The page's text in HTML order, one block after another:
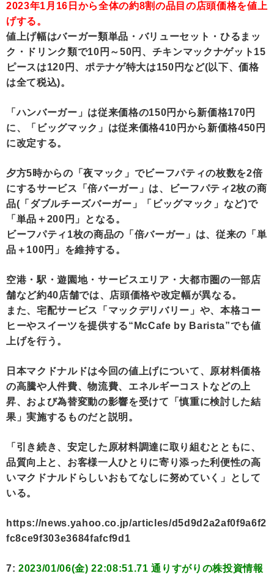
2023年1月16日から全体の約8割の品目の店頭価格を値上
げする。
値上げ幅はバーガー類単品・バリューセット・ひるまッ
ク・ドリンク類で10円～50円、チキンマックナゲット15
ピースは120円、ポテナゲ特大は150円など(以下、価格
は全て税込)。
「ハンバーガー」は従来価格の150円から新価格170円
に、「ビッグマック」は従来価格410円から新価格450円
に改定する。
夕方5時からの「夜マック」でビーフパティの枚数を2倍
にするサービス「倍バーガー」は、ビーフパティ2枚の商
品(「ダブルチーズバーガー」「ビッグマック」など)で
「単品＋200円」となる。
ビーフパティ1枚の商品の「倍バーガー」は、従来の「単
品＋100円」を維持する。
空港・駅・遊園地・サービスエリア・大都市圏の一部店
舗など約40店舗では、店頭価格や改定幅が異なる。
また、宅配サービス「マックデリバリー」や、本格コー
ヒーやスイーツを提供する“McCafe by Barista”でも値
上げを行う。
日本マクドナルドは今回の値上げについて、原材料価格
の高騰や人件費、物流費、エネルギーコストなどの上
昇、および為替変動の影響を受けて「慎重に検討した結
果」実施するものだと説明。
「引き続き、安定した原材料調達に取り組むとともに、
品質向上と、お客様一人ひとりに寄り添った利便性の高
いマクドナルドらしいおもてなしに努めていく」として
いる。
https://news.yahoo.co.jp/articles/d5d9d2a2af0f9a6f2
fc8ce9f303e3684fafcf9d1
7: 2023/01/06(金) 22:08:51.71 通りすがりの株投資情報